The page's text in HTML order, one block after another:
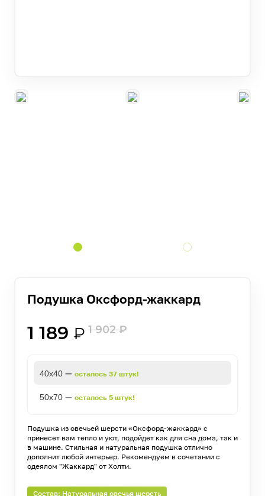
Подушка Оксфорд-жаккард
1 189 ₽ 1 902₽
40х40— осталось 37 штук!
50х70— осталось 5 штук!
Подушка из овечьей шерсти «Оксфорд-жаккард» с
принесет вам тепло и уют, подойдет как для сна дома, так и
в машине. Стильная и натуральная подушка отлично
дополнит любой интерьер. Рекомендуем в сочетании с
одеялом "Жаккард" от Холти.
Состав: Натуральная овечья шерсть